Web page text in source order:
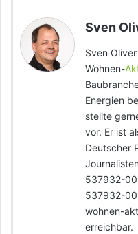
Sven
Sven
Wohnen-
Energien
stellte
vor. Er ist
Deutscher
537932-
537932-
wohnen-
erreichbar.